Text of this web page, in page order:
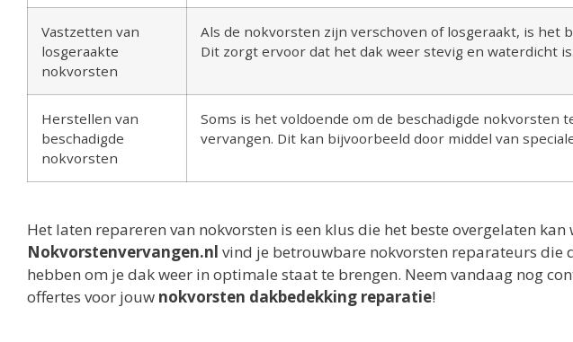
Vastzetten van
losgeraakte
nokvorsten
Als de nokvorsten zijn verschoven of losgeraakt, is het
Dit zorgt ervoor dat het dak weer stevig en waterdicht is.
Herstellen van
beschadigde
nokvorsten
Soms is het voldoende om de beschadigde nokvorsten
vervangen. Dit kan bijvoorbeeld door middel van
Het laten repareren van nokvorsten is een klus die het beste overgelaten
Nokvorstenvervangen.nl vind je betrouwbare nokvorsten reparateurs die
hebben om je dak weer in optimale staat te brengen. Neem vandaag nog
offertes voor jouw nokvorsten dakbedekking reparatie!